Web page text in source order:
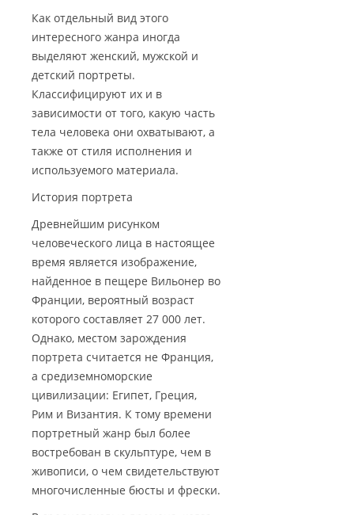
Как отдельный вид этого
интересного жанра иногда
выделяют женский, мужской и
детский портреты.
Классифицируют их и в
зависимости от того, какую часть
тела человека они охватывают, а
также от стиля исполнения и
используемого материала.
История портрета
Древнейшим рисунком
человеческого лица в настоящее
время является изображение,
найденное в пещере Вильонер во
Франции, вероятный возраст
которого составляет 27 000 лет.
Однако, местом зарождения
портрета считается не Франция,
а средиземноморские
цивилизации: Египет, Греция,
Рим и Византия. К тому времени
портретный жанр был более
востребован в скульптуре, чем в
живописи, о чем свидетельствуют
многочисленные бюсты и фрески.